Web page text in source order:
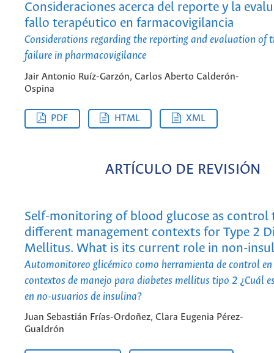
Consideraciones acerca del reporte y la
fallo terapéutico en farmacovigilancia
Considerations regarding the reporting and evaluation of
failure in pharmacovigilance
Jair Antonio Ruíz-Garzón, Carlos Aberto Calderón-
Ospina
PDF HTML XML
ARTÍCULO DE REVISIÓN
Self-monitoring of blood glucose as control
different management contexts for Type 2
Mellitus. What is its current role in non-
Automonitoreo glicémico como herramienta de control
contextos de manejo para diabetes mellitus tipo 2 ¿Cuál
en no-usuarios de insulina?
Juan Sebastián Frías-Ordoñez, Clara Eugenia Pérez-
Gualdrón